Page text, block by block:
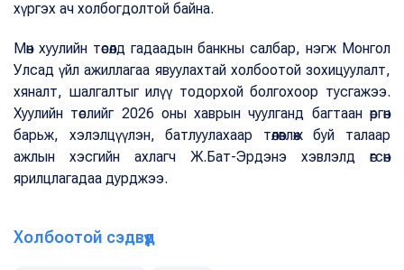
хүргэх ач холбогдолтой байна.
Мөн хуулийн төсөлд гадаадын банкны салбар, нэгж Монгол
Улсад үйл ажиллагаа явуулахтай холбоотой зохицуулалт,
хяналт, шалгалтыг илүү тодорхой болгохоор тусгажээ.
Хуулийн төслийг 2026 оны хаврын чуулганд багтаан өргөн
барьж, хэлэлцүүлэн, батлуулахаар төлөвлөж буй талаар
ажлын хэсгийн ахлагч Ж.Бат-Эрдэнэ хэвлэлд өгсөн
ярилцлагадаа дурджээ.
Холбоотой сэдвүүд